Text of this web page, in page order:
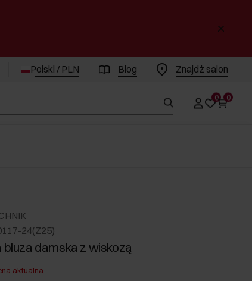
Polski / PLN Blog Znajdż salon
0 0
24(Z25)
damska z wiskozą
aktualna